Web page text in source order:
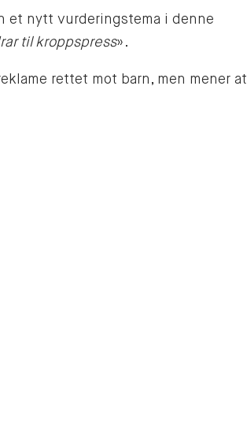
et nytt vurderingstema i denne
til kroppspress».
rettet mot barn, men mener at